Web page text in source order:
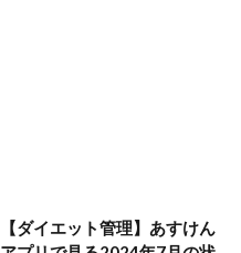
【ダイエット管理】あすけん